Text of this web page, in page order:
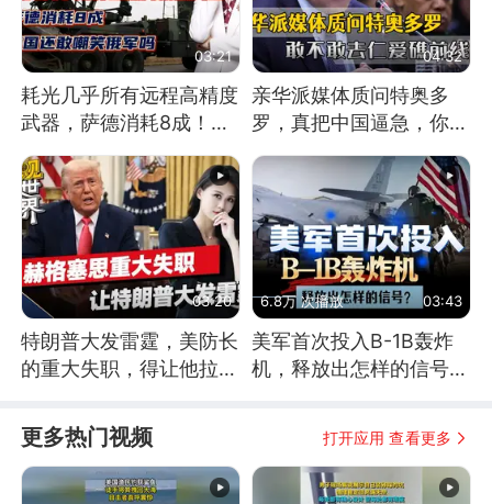
03:21
耗光几乎所有远程高精度
武器，萨德消耗8成！美
04:32
亲华派媒体质问特奥多
罗，真把中国逼急，你敢
03:20
特朗普大发雷霆，美防长
的重大失职，得让他拉下
6.8万 次播放 03:43
美军首次投入B-1B轰炸
机，释放出怎样的信号？
更多热门视频 打开应用 查看更多